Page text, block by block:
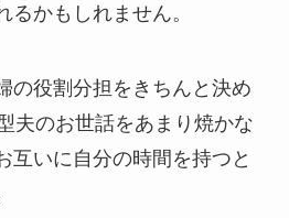
るかもしれません。
の役割分担をきちんと決め
夫のお世話をあまり焼かな
互いに自分の時間を持つと